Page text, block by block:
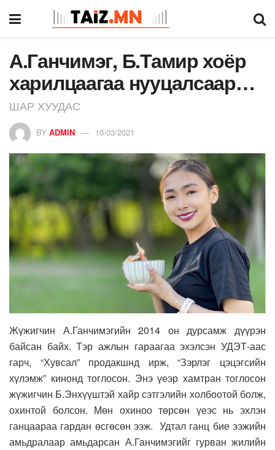
А.Ганчимэг, Б.Тамир хоёр
харилцаагаа нууцалсаар…
ШАР ХУУДАС
BY ADMIN 10/03/2021
Жүжигчин А.Ганчимэгийн 2014 он дурсамж дүүрэн
байсан байх. Тэр ажлын гараагаа эхэлсэн УДЭТ-аас
гарч, “Хувсал” продакшнд ирж, “Зэрлэг цэцэгсийн
хүлэмж” кинонд тоглосон. Энэ үеэр хамтран тоглосон
жүжигчин Б.Энхүүштэй хайр сэтгэлийн холбоотой болж,
охинтой болсон. Мөн охиноо төрсөн үеэс нь эхлэн
ганцаараа гардан өсгөсөн ээж. Удтал ганц бие ээжийн
амьдралаар амьдарсан А.Ганчимэгийг гурван жилийн